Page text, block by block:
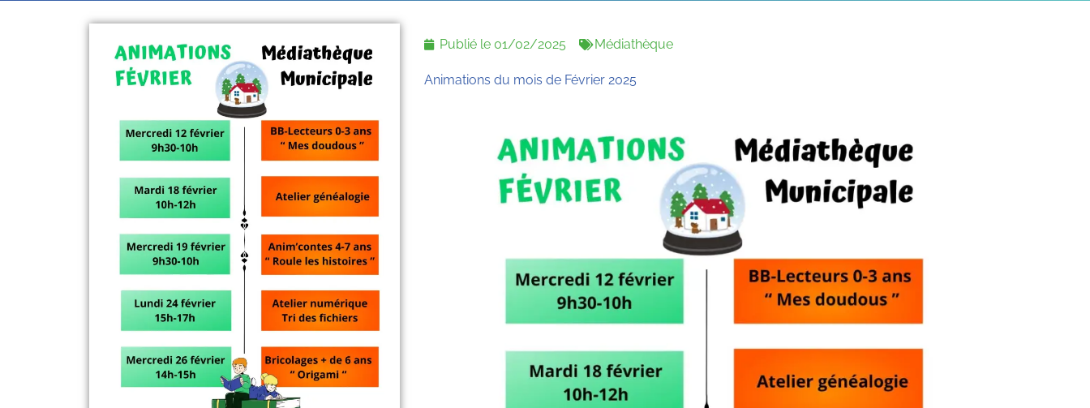
Publié le 01/02/2025 Médiathèque
Animations du mois de Février 2025